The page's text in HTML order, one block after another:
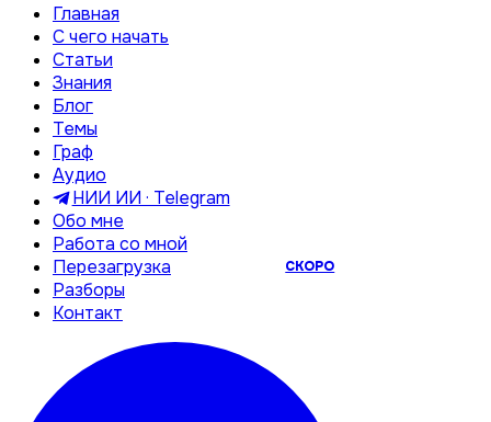
Главная
С чего начать
Статьи
Знания
Блог
Темы
Граф
Аудио
НИИ ИИ · Telegram
Обо мне
Работа со мной
Перезагрузка
СКОРО
Разборы
Контакт